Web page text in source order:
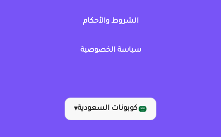
الشروط والأحكام
سياسة الخصوصية
كوبونات السعودية▾